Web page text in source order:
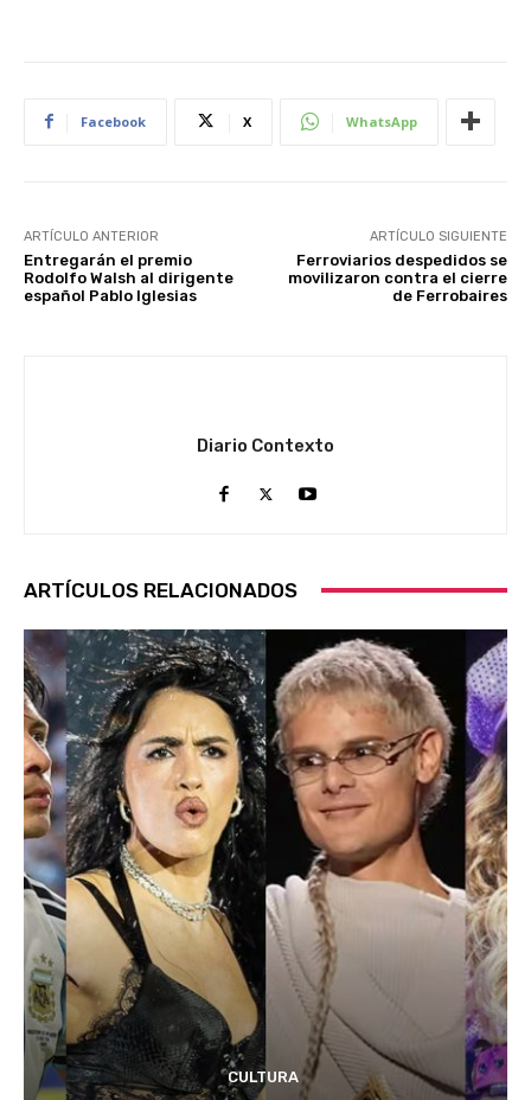
Facebook X WhatsApp
ARTÍCULO ANTERIOR
Entregarán el premio
Rodolfo Walsh al dirigente
español Pablo Iglesias
ARTÍCULO SIGUIENTE
Ferroviarios despedidos se
movilizaron contra el cierre
de Ferrobaires
Diario Contexto
ARTÍCULOS RELACIONADOS
CULTURA